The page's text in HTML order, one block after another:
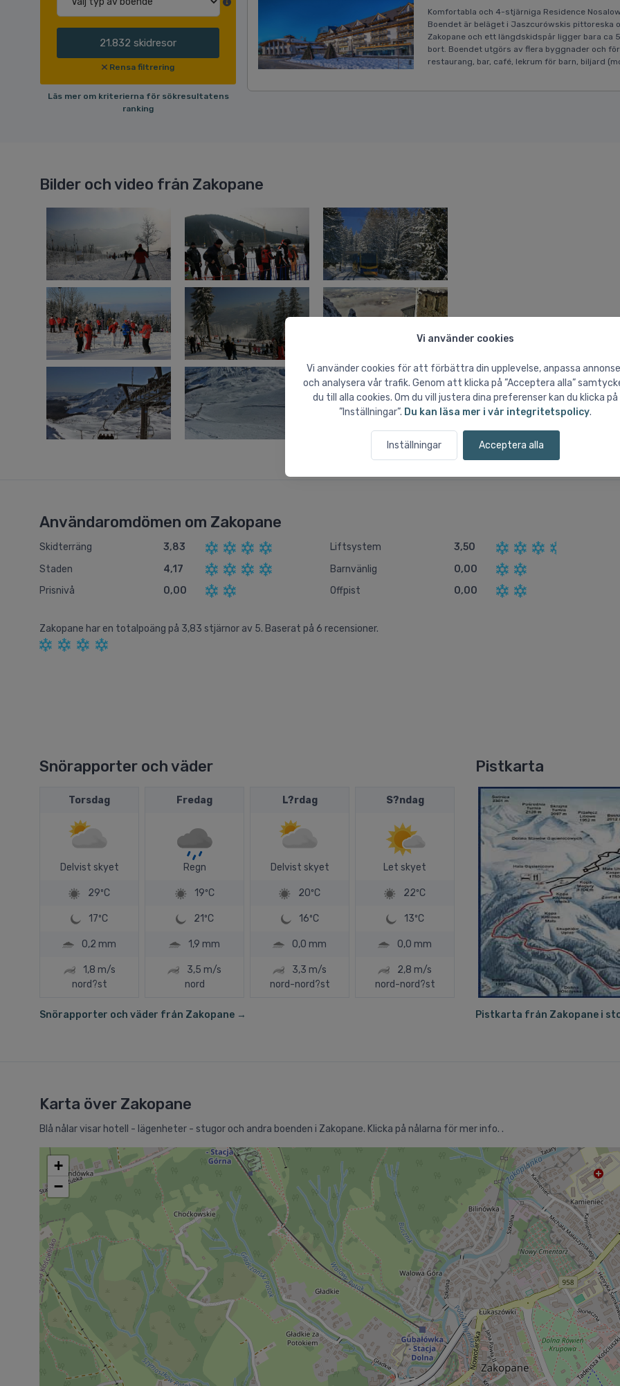
Vi använder cookies
Vi använder cookies för att förbättra din upplevelse, anpassa
och analysera vår trafik. Genom att klicka på ”Acceptera alla”
du till alla cookies. Om du vill justera dina preferenser kan du klicka på
”Inställningar”. Du kan läsa mer i vår integritetspolicy.
Inställningar Acceptera alla
21.832 skidresor
Rensa filtrering
Läs mer om kriterierna för sökresultatens
ranking
Komfortabla och 4-stjärniga Residence
Boendet är beläget i Jaszcurówskis pittoreska
Zakopane och ett längdskidspår ligger bara ca
bort. Boendet utgörs av flera byggnader och
restaurang, bar, café, lekrum för barn, biljard
Bilder och video från Zakopane
Användaromdömen om Zakopane
Skidterräng 3,83 Liftsystem
3,50
Staden
4,17 Barnvänlig
0,00
Prisnivå
0,00 Offpist 0,00
Zakopane har en totalpoäng på 3,83 stjärnor av 5. Baserat på 6 recensioner.
Snörapporter och väder
Torsdag
Delvist skyet
29ºC
17ºC
0,2 mm
1,8 m/s
nord?st
Fredag
Regn
19ºC
21ºC
1,9 mm
3,5 m/s
nord
L?rdag
Delvist skyet
20ºC
16ºC
0,0 mm
3,3 m/s
nord-nord?st
S?ndag
Let skyet
22ºC
13ºC
0,0 mm
2,8 m/s
nord-nord?st
Snörapporter och väder från Zakopane →
Pistkarta
Pistkarta från Zakopane i
Karta över Zakopane
Blå nålar visar hotell - lägenheter - stugor och andra boenden i Zakopane. Klicka på nålarna för mer info. .
+
−